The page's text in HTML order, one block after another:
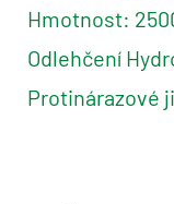
Hmotnost:
Odlehčení
Protinárazové